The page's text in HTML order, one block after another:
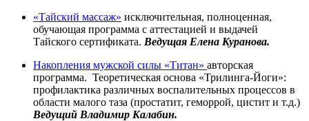
«Тайский массаж» исключительная, полноценная,
обучающая программа с аттестацией и выдачей
Тайского сертификата. Ведущая Елена Куранова.
Накопления мужской силы «Титан» авторская
программа. Теоретическая основа «Трилинга-Йоги»:
профилактика различных воспалительных процессов в
области малого таза (простатит, геморрой, цистит и т.д.)
Ведущий Владимир Калабин.